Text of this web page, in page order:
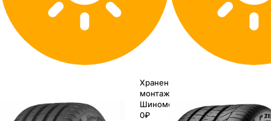
Хранение до
монтажа 0₽
Шиномонтаж
0₽